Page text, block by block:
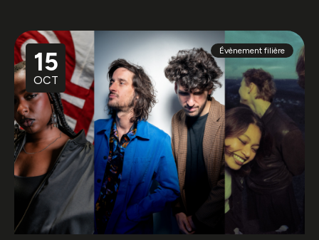
15
OCT
Évènement filière